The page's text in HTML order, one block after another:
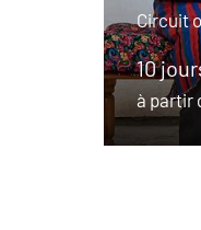
Circuit
10
à partir